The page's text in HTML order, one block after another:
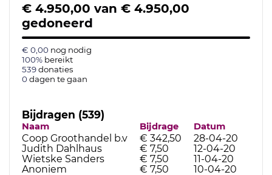
€ 4.950,00 van € 4.950,00
gedoneerd
€ 0,00 nog nodig
100% bereikt
539donaties
0dagen te gaan
Bijdragen (539)
Naam Bijdrage Datum
Coop Groothandel b.v € 342,50
28-04-20
Judith Dahlhaus
€ 7,50
12-04-20
Wietske Sanders
€ 7,50
11-04-20
Anoniem
€ 7,50
10-04-20